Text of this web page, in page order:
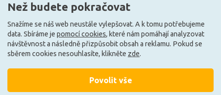
© 2010–2026 Všechna práva vyhrazena. žárovky.cz
VytvořiloFEO.cz
Než budete pokračovat
Snažíme se náš web neustále vylepšovat. A k tomu potřebujeme
data. Sbíráme je pomocí cookies, které nám pomáhají analyzovat
návštěvnost a následně přizpůsobit obsah a reklamu. Pokud se
sběrem cookies nesouhlasíte, klikněte zde.
Povolit vše